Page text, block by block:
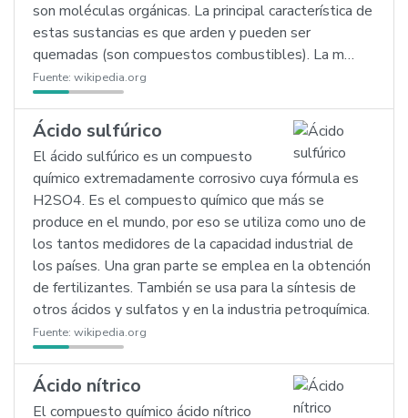
son moléculas orgánicas. La principal característica de
estas sustancias es que arden y pueden ser
quemadas (son compuestos combustibles). La m…
Fuente: wikipedia.org
Ácido sulfúrico
El ácido sulfúrico es un compuesto
químico extremadamente corrosivo cuya fórmula es
H2SO4. Es el compuesto químico que más se
produce en el mundo, por eso se utiliza como uno de
los tantos medidores de la capacidad industrial de
los países. Una gran parte se emplea en la obtención
de fertilizantes. También se usa para la síntesis de
otros ácidos y sulfatos y en la industria petroquímica.
Fuente: wikipedia.org
Ácido nítrico
El compuesto químico ácido nítrico